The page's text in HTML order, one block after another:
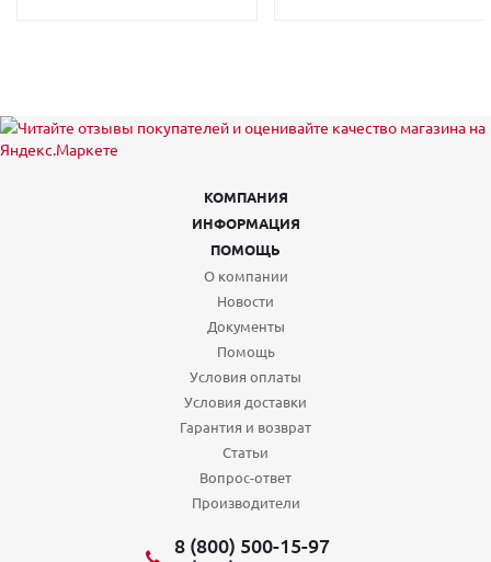
КОМПАНИЯ
ИНФОРМАЦИЯ
ПОМОЩЬ
О компании
Новости
Документы
Помощь
Условия оплаты
Условия доставки
Гарантия и возврат
Статьи
Вопрос-ответ
Производители
8 (800) 500-15-97